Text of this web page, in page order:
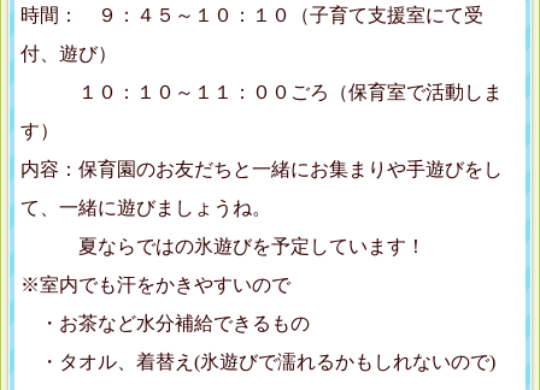
時間： ９：４５～１０：１０（子育て支援室にて受
付、遊び）
１０：１０～１１：００ごろ（保育室で活動しま
す）
内容：保育園のお友だちと一緒にお集まりや手遊びをし
て、一緒に遊びましょうね。
夏ならではの氷遊びを予定しています！
※室内でも汗をかきやすいので
・お茶など水分補給できるもの
・タオル、着替え(氷遊びで濡れるかもしれないので)